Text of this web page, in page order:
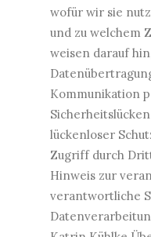
wofür wir sie
und zu welchem
weisen darauf
Kommunikation
lückenloser
Zugriff durch
Hinweis zur
verantwortliche